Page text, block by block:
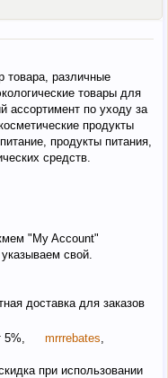
товара, различные
товары для
ассортимент по уходу за
продукты
продукты питания,
средств.
"My Account"
свой.
доставка для заказов
5%, mrrrebates
при использовании